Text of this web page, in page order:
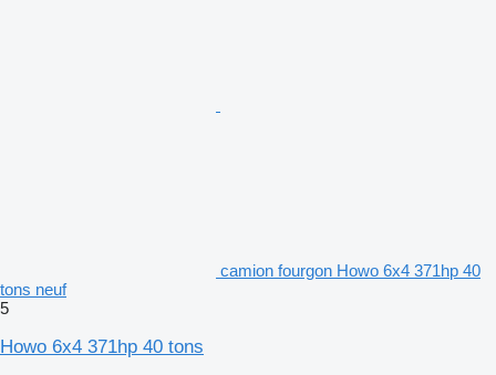
camion fourgon Howo 6x4 371hp 40
tons neuf
5
Howo 6x4 371hp 40 tons